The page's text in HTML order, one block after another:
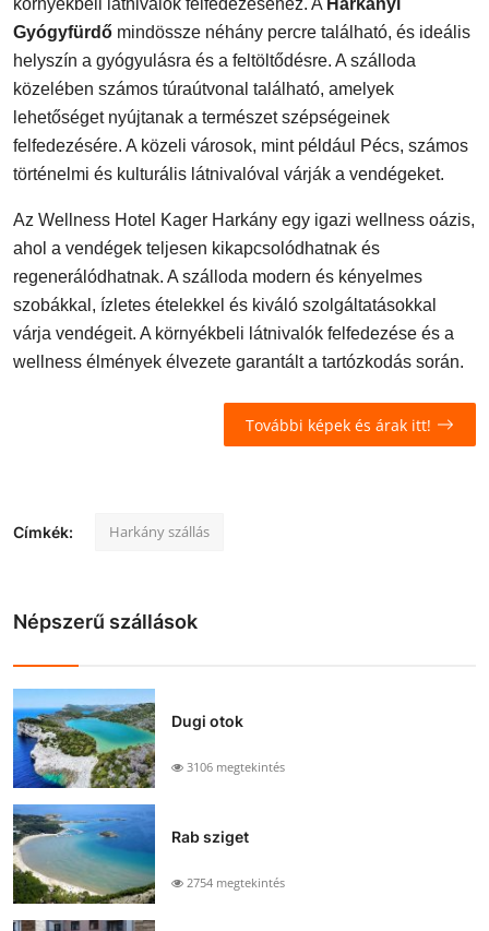
környékbeli látnivalók felfedezéséhez. A Harkányi
Gyógyfürdő mindössze néhány percre található, és ideális
helyszín a gyógyulásra és a feltöltődésre. A szálloda
közelében számos túraútvonal található, amelyek
lehetőséget nyújtanak a természet szépségeinek
felfedezésére. A közeli városok, mint például Pécs, számos
történelmi és kulturális látnivalóval várják a vendégeket.
Az Wellness Hotel Kager Harkány egy igazi wellness oázis,
ahol a vendégek teljesen kikapcsolódhatnak és
regenerálódhatnak. A szálloda modern és kényelmes
szobákkal, ízletes ételekkel és kiváló szolgáltatásokkal
várja vendégeit. A környékbeli látnivalók felfedezése és a
wellness élmények élvezete garantált a tartózkodás során.
További képek és árak itt!
Címkék: Harkány szállás
Népszerű szállások
Dugi otok
3106 megtekintés
Rab sziget
2754 megtekintés